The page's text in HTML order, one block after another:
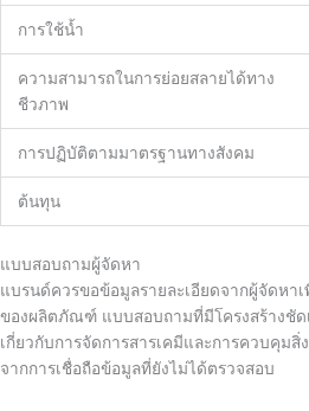
การใช้น้ำ
ความสามารถในการย่อยสลายได้ทาง
ชีวภาพ
การปฏิบัติตามมาตรฐานทางสังคม
ต้นทุน
แบบสอบถามผู้จัดหา
แบรนด์ควรขอข้อมูลรายละเอียดจากผู้จัดหา
ของผลิตภัณฑ์ แบบสอบถามที่มีโครงสร้างชัด
เกี่ยวกับการจัดการสารเคมีและการควบคุม
จากการเชื่อถือข้อมูลที่ยังไม่ได้ตรวจสอบ